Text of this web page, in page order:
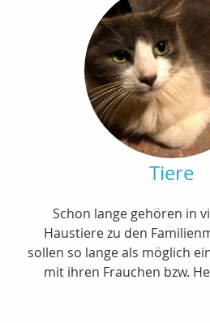
Tiere
Schon lange gehören in
Haustiere zu den
sollen so lange als möglich
mit ihren Frauchen bzw.